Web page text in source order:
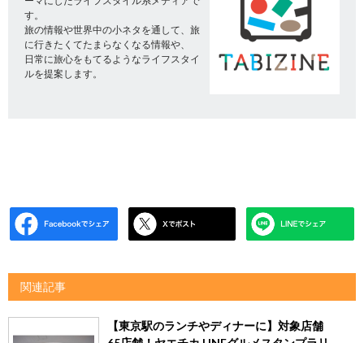
す。
旅の情報や世界中の小ネタを通して、旅
に行きたくてたまらなくなる情報や、
日常に旅心をもてるようなライフスタイ
ルを提案します。
関連記事
【東京駅のランチやディナーに】対象店舗